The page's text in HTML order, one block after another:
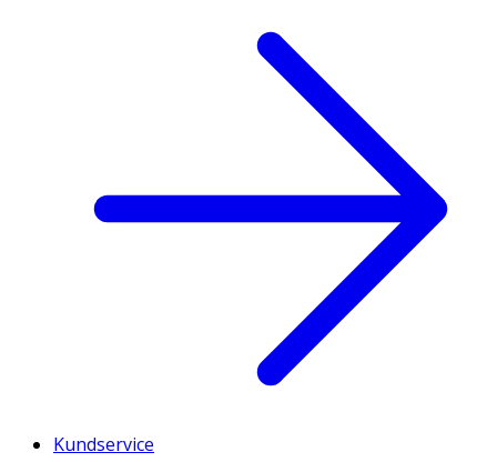
Kundservice